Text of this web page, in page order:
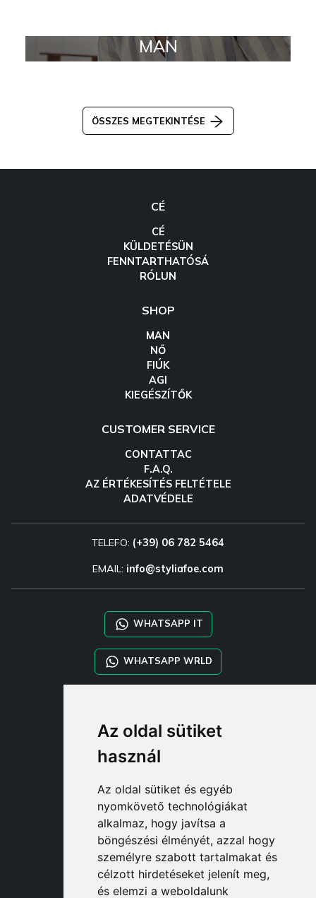
Az oldal sütiket
használ
Az oldal sütiket és egyéb
nyomkövető technológiákat
alkalmaz, hogy javítsa a
böngészési élményét, azzal hogy
személyre szabott tartalmakat és
célzott hirdetéseket jelenít meg,
és elemzi a weboldalunk
MAN
ÖSSZES MEGTEKINTÉSE
CÉ
CÉ
KÜLDETÉSÜN
FENNTARTHATÓSÁ
RÓLUN
SHOP
MAN
NŐ
FIÚK
AGI
KIEGÉSZÍTŐK
CUSTOMER SERVICE
CONTATTAC
F.A.Q.
AZ ÉRTÉKESÍTÉS FELTÉTELE
ADATVÉDELE
TELEFO: (+39) 06 782 5464
EMAIL: info@styliafoe.com
WHATSAPP IT
WHATSAPP WRLD
SHOP B2B
TAYLOR MADE ORDERS
DROPSHIPPING
FELHASZNÁL
REGISZTRÁLJON A CÍMEN
BEJELENTKEZÉ
BEVÁSÁRLÓKOSÁ